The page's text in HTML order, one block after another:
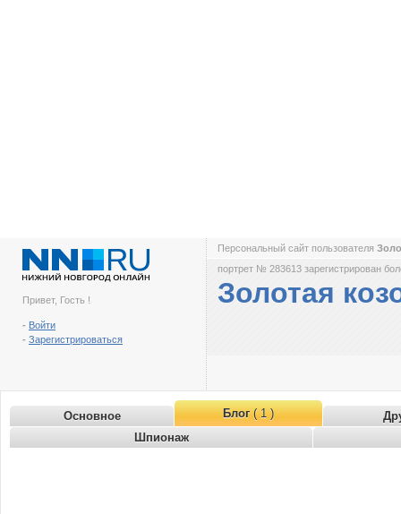
Привет, Гость !
- Войти
- Зарегистрироваться
Персональный сайт пользователя
портрет № 283613 зарегистрирован
Золотая
Основное Блог( 1 )
Шпионаж